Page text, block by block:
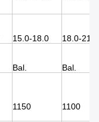
15.0-18.0 18.0-21.0
Bal. Bal.
1150 1100